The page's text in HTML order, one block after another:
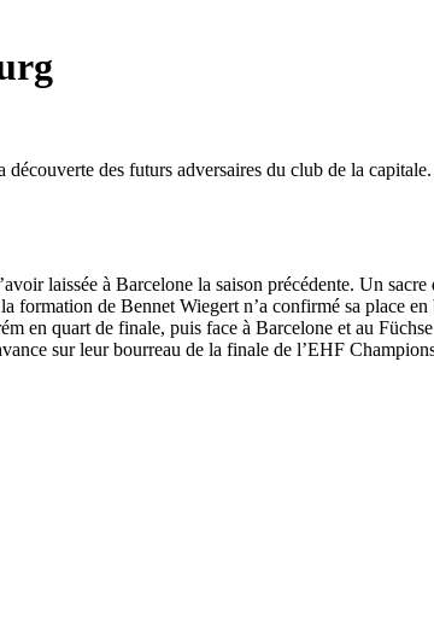
des futurs adversaires du club de la
laissée à Barcelone la saison précédente. Un sacre
de Bennet Wiegert n’a confirmé sa place en
en quart de finale, puis face à Barcelone et au
sur leur bourreau de la finale de l’EHF